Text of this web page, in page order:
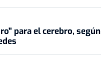
para el cerebro, según